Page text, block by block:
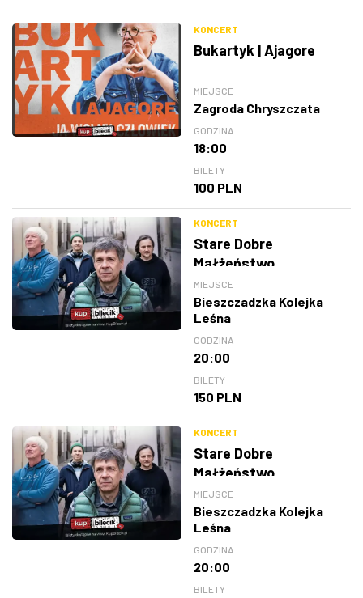
KONCERT
Bukartyk | Ajagore
MIEJSCE
Zagroda Chryszczata
GODZINA
18:00
BILETY
100 PLN
KONCERT
Stare Dobre
Małżeństwo
MIEJSCE
Bieszczadzka Kolejka
Leśna
GODZINA
20:00
BILETY
150 PLN
KONCERT
Stare Dobre
Małżeństwo
MIEJSCE
Bieszczadzka Kolejka
Leśna
GODZINA
20:00
BILETY